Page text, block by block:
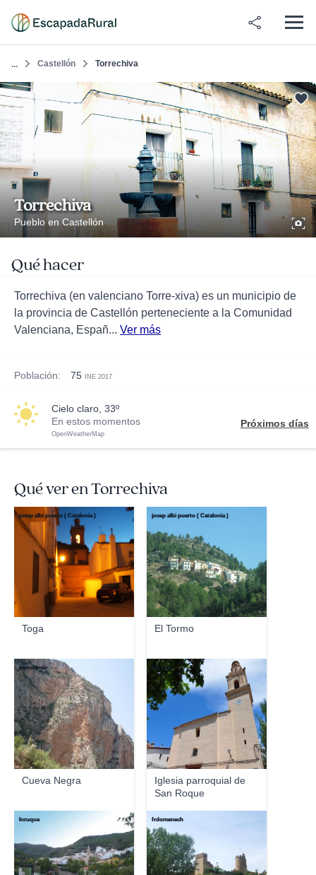
... Castellón Torrechiva
Torrechiva
Pueblo en Castellón
Qué hacer
Torrechiva (en valenciano Torre-xiva) es un municipio de
la provincia de Castellón perteneciente a la Comunidad
Valenciana, Españ... Ver más
Población: 75 INE 2017
cielo claro, 33º
En estos momentos
OpenWeatherMap
Próximos días
Qué ver en Torrechiva
Toga
josep albi puerto ( Catalonia )
El Tormo
josep albi puerto ( Catalonia )
Cueva Negra
panoramio
Iglesia parroquial de
San Roque
Inruque
Inruque frdomenech